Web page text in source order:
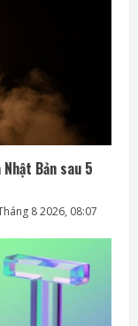
Bản sau 5
8 2026, 08:07